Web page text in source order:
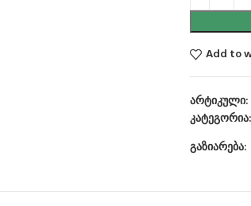
Add to
არტიკული:
კატეგორია:
გაზიარება: